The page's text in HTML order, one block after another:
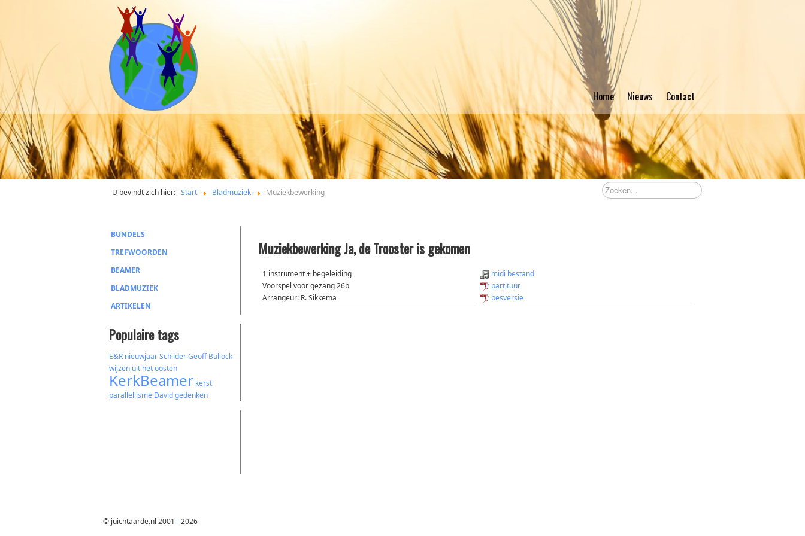
Home Nieuws Contact
U bevindt zich hier: Start Bladmuziek Muziekbewerking
BUNDELS
TREFWOORDEN
BEAMER
BLADMUZIEK
ARTIKELEN
Populaire tags
E&R nieuwjaarSchilderGeoff Bullock
wijzen uit het oosten
KerkBeamer kerst
parallellisme Davidgedenken
Muziekbewerking Ja, de Trooster is gekomen
1 instrument + begeleiding
Voorspel voor gezang 26b
Arrangeur: R. Sikkema
midi bestand
partituur
besversie
© juichtaarde.nl 2001 -2026